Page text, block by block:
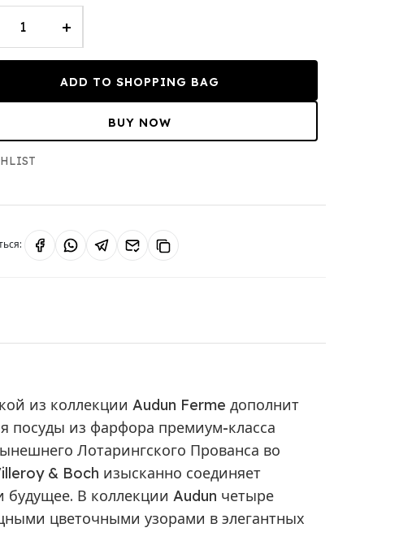
+
ADD TO SHOPPING BAG
BUY NOW
из коллекции Audun Ferme дополнит
посуды из фарфора премиум-класса
Лотарингского Прованса во
& Boch изысканно соединяет
В коллекции Audun четыре
цветочными узорами в элегантных